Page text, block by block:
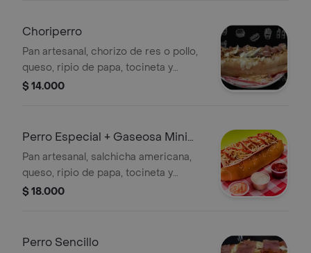
Choriperro
Pan artesanal, chorizo de res o pollo,
queso, ripio de papa, tocineta y
lechuga.
$ 14.000
Perro Especial + Gaseosa Mini
250Ml
Pan artesanal, salchicha americana,
queso, ripio de papa, tocineta y
lechuga .
$ 18.000
Perro Sencillo